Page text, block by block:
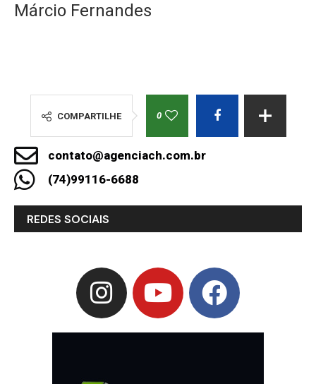
Márcio Fernandes
COMPARTILHE 0
contato@agenciach.com.br
(74)99116-6688
REDES SOCIAIS